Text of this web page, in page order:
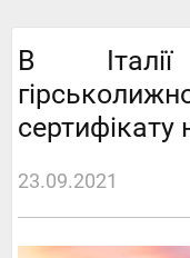
В
сертифікату
23.09.2021